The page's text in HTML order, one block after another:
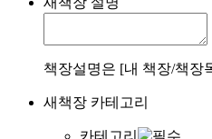
책장설명은 [내 책장/책장
새책장 카테고리
카테고리